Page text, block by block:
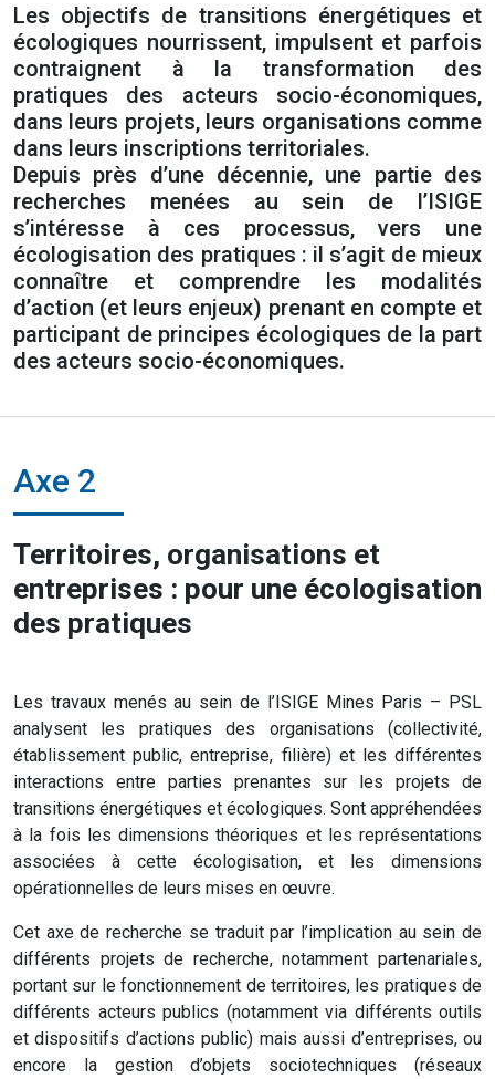
Les objectifs de transitions énergétiques et
écologiques nourrissent, impulsent et parfois
contraignent à la transformation des
pratiques des acteurs socio-économiques,
dans leurs projets, leurs organisations comme
dans leurs inscriptions territoriales.
Depuis près d’une décennie, une partie des
recherches menées au sein de l’ISIGE
s’intéresse à ces processus, vers une
écologisation des pratiques : il s’agit de mieux
connaître et comprendre les modalités
d’action (et leurs enjeux) prenant en compte et
participant de principes écologiques de la part
des acteurs socio-économiques.
Axe 2
Territoires, organisations et
entreprises : pour une écologisation
des pratiques
Les travaux menés au sein de l’ISIGE Mines Paris – PSL
analysent les pratiques des organisations (collectivité,
établissement public, entreprise, filière) et les différentes
interactions entre parties prenantes sur les projets de
transitions énergétiques et écologiques. Sont appréhendées
à la fois les dimensions théoriques et les représentations
associées à cette écologisation, et les dimensions
opérationnelles de leurs mises en œuvre.
Cet axe de recherche se traduit par l’implication au sein de
différents projets de recherche, notamment partenariales,
portant sur le fonctionnement de territoires, les pratiques de
différents acteurs publics (notamment via différents outils
et dispositifs d’actions public) mais aussi d’entreprises, ou
encore la gestion d’objets sociotechniques (réseaux